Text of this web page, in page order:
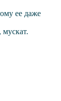
ее даже